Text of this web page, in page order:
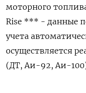
моторного
Rise *** - данные
учета
осуществляется
(ДТ, Аи-92, Аи-